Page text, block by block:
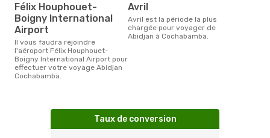
Félix Houphouet-
Boigny International
Airport
Il vous faudra rejoindre
l'aéroport Félix Houphouet-
Boigny International Airport pour
effectuer votre voyage Abidjan
Cochabamba.
avril
avril est la période la plus
chargée pour voyager de
Abidjan à Cochabamba.
Taux de conversion